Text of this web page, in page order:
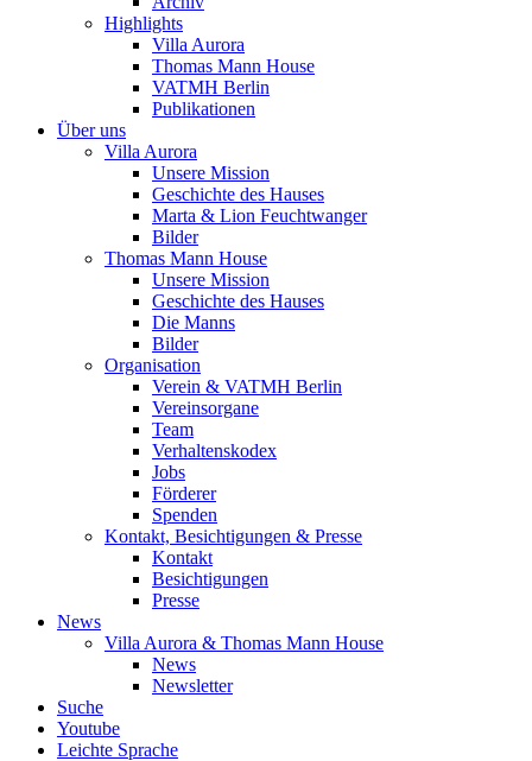
Highlights
Villa Aurora
Thomas Mann House
VATMH Berlin
Publikationen
Über uns
Villa Aurora
Unsere Mission
Geschichte des Hauses
Marta & Lion Feuchtwanger
Bilder
Thomas Mann House
Unsere Mission
Geschichte des Hauses
Die Manns
Bilder
Organisation
Verein & VATMH Berlin
Vereinsorgane
Team
Verhaltenskodex
Jobs
Förderer
Spenden
Kontakt, Besichtigungen & Presse
Kontakt
Besichtigungen
Presse
News
Villa Aurora & Thomas Mann House
News
Newsletter
Suche
Youtube
Leichte Sprache